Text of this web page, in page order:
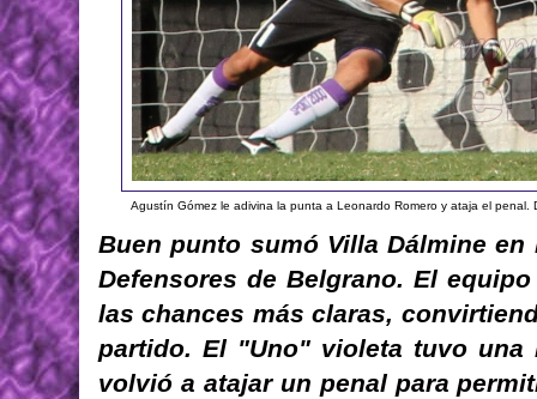
Agustín Gómez le adivina la punta a Leonardo Romero y ataja el
Buen punto sumó Villa Dálmine
Defensores de Belgrano. El
las chances más claras,
partido. El "Uno" violeta tuvo una
volvió a atajar un penal para